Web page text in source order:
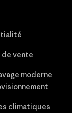
de vente
moderne
climatiques